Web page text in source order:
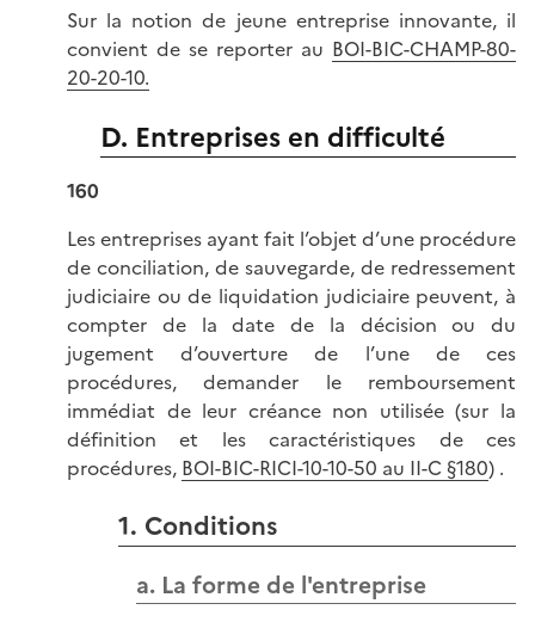
Sur la notion de jeune entreprise innovante, il
convient de se reporter au BOI-BIC-CHAMP-80-
20-20-10.
D. Entreprises en difficulté
160
Les entreprises ayant fait l’objet d’une procédure
de conciliation, de sauvegarde, de redressement
judiciaire ou de liquidation judiciaire peuvent, à
compter de la date de la décision ou du
jugement d’ouverture de l’une de ces
procédures, demander le remboursement
immédiat de leur créance non utilisée (sur la
définition et les caractéristiques de ces
procédures, BOI-BIC-RICI-10-10-50 au II-C §180) .
1. Conditions
a. La forme de l'entreprise